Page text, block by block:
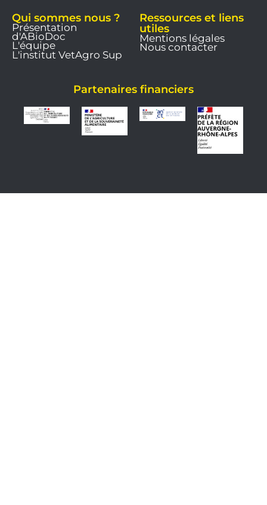
Qui sommes nous ?
Présentation
d'ABioDoc
L'équipe
L'institut VetAgro Sup
Ressources et liens
utiles
Mentions légales
Nous contacter
Partenaires financiers